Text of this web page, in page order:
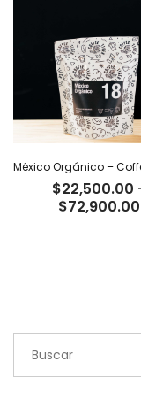
$22,500.00
$72,900.00